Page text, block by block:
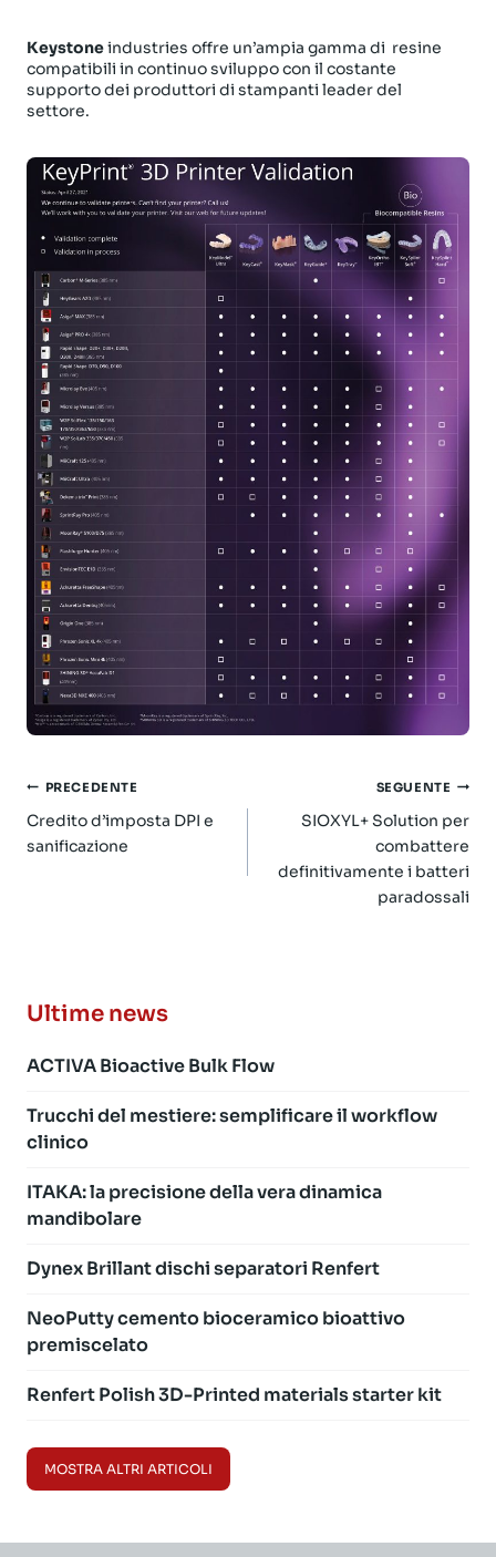
Keystoneindustries offre un’ampia gamma di resine
compatibili in continuo sviluppo con il costante
supporto dei produttori di stampanti leader del
settore.
Navigazione
articoli
PRECEDENTE
Credito d’imposta DPI e
sanificazione
SEGUENTE
SIOXYL+ Solution per
combattere
definitivamente i batteri
paradossali
Ultime news
ACTIVA Bioactive Bulk Flow
Trucchi del mestiere: semplificare il workflow
clinico
ITAKA: la precisione della vera dinamica
mandibolare
Dynex Brillant dischi separatori Renfert
NeoPutty cemento bioceramico bioattivo
premiscelato
Renfert Polish 3D-Printed materials starter kit
MOSTRA ALTRI ARTICOLI